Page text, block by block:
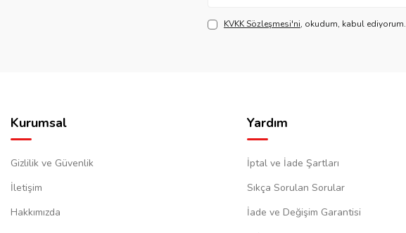
KVKK Sözleşmesi'ni, okudum, kabul ediyorum.
Kurumsal
Gizlilik ve Güvenlik
İletişim
Hakkımızda
Yardım
İptal ve İade Şartları
Sıkça Sorulan Sorular
İade ve Değişim Garantisi